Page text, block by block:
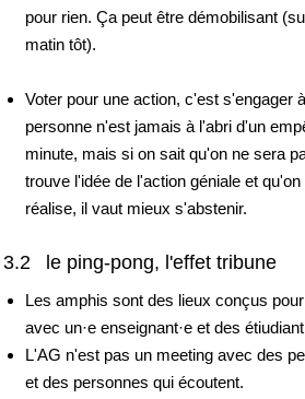
pour rien. Ça peut être démobilisant
matin tôt).
Voter pour une action, c'est s'engager
personne n'est jamais à l'abri d'un
minute, mais si on sait qu'on ne sera
trouve l'idée de l'action géniale et
réalise, il vaut mieux s'abstenir.
3.2 le ping-pong, l'effet tribune
Les amphis sont des lieux conçus
avec un·e enseignant·e et des
L'AG n'est pas un meeting avec des
et des personnes qui écoutent.